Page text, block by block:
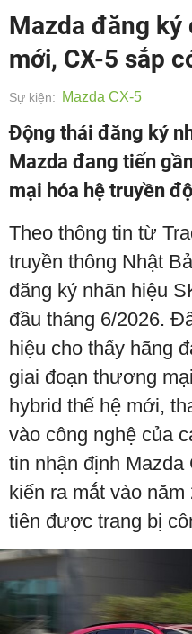
Mazda đăng ký
mới, CX-5 sắp
Sự kiện: Mazda CX-5
Động thái đăng ký
Mazda đang tiến
mại hóa hệ truyền
Theo thông tin từ
truyền thông Nhật
đăng ký nhãn hiệu
đầu tháng 6/2026.
hiệu cho thấy hãng
giai đoạn thương
hybrid thế hệ mới,
vào công nghệ của
tin nhận định
kiến ra mắt vào
tiên được trang bị